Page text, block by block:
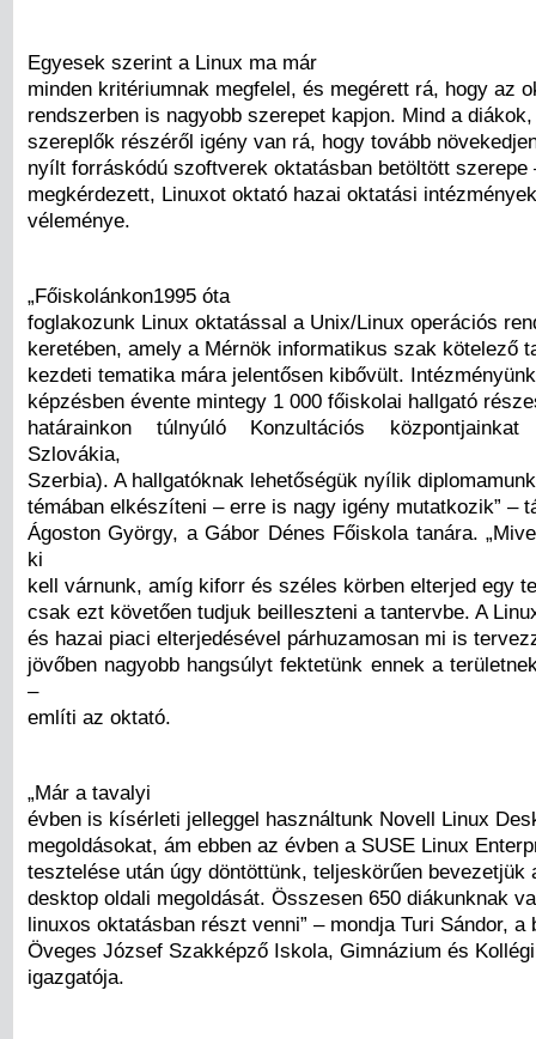
Egyesek szerint a Linux ma már
minden kritériumnak megfelel, és megérett rá, hogy az
rendszerben is nagyobb szerepet kapjon. Mind a
szereplők részéről igény van rá, hogy tovább
nyílt forráskódú szoftverek oktatásban betöltött szerepe
megkérdezett, Linuxot oktató hazai oktatási
véleménye.
„Főiskolánkon1995 óta
foglakozunk Linux oktatással a Unix/Linux operációs
keretében, amely a Mérnök informatikus szak kötelező
kezdeti tematika mára jelentősen kibővült.
képzésben évente mintegy 1 000 főiskolai hallgató
határainkon túlnyúló Konzultációs
Szlovákia,
Szerbia). A hallgatóknak lehetőségük nyílik
témában elkészíteni – erre is nagy igény mutatkozik” –
Ágoston György, a Gábor Dénes Főiskola tanára.
ki
kell várnunk, amíg kiforr és széles körben elterjed egy
csak ezt követően tudjuk beilleszteni a tantervbe. A
és hazai piaci elterjedésével párhuzamosan mi is
jövőben nagyobb hangsúlyt fektetünk ennek a
–
említi az oktató.
„Már a tavalyi
évben is kísérleti jelleggel használtunk Novell Linux
megoldásokat, ám ebben az évben a SUSE Linux
tesztelése után úgy döntöttünk, teljeskörűen bevezetjük
desktop oldali megoldását. Összesen 650 diákunknak
linuxos oktatásban részt venni” – mondja Turi Sándor, a
Öveges József Szakképző Iskola, Gimnázium és
igazgatója.